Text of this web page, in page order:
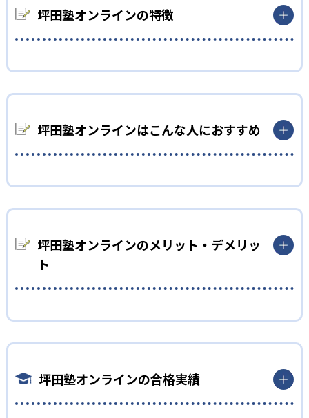
坪田塾オンラインの特徴
坪田塾は、自宅でインプットをし、塾では小テストを通してア
には、生徒の学力に合った教材を使用するため、自力でもでき
るようになっている。場合によっては高校生が小学生の教材を使
用することもある。自力で知識を得ることを続けることで、生
説明する。答えをすぐに教えてしまうと、勉強が捗るように見え
るが、講師がいないと何もできないようになりがち。家でも一
人で勉強できるよう、考え方を中心に指導し、効率的な勉強法
を身につけられる。
る。タイプに合わせて言葉選びや接し方を変えている。生徒一
人ひとりに合わせた指導を行うことで、講師と合わないという
問題になりづらい。
坪田塾オンラインはこんな人におすすめ
急用の場合でも、当日振替可能。曜日・時間を変更しても、担
当講師を変えずに継続して指導を受けられるため安心。
る。そして、進度に合わせてカリキュラムを作成してもらえる。
ペースで勉強できる。
高校生
自分のペースで受験勉強を進めたい人におすすめ
坪田塾は長期にわたって勉強を続けられるモチベーションを維
持する仕組みをつくっている。カリキュラムは一人ひとりに合
坪田塾オンラインのメリット・デメリッ
ト
一人ひとり異なる指導を行う。それぞれのタイプに最適なコミ
ュニケーションを取ってくれるので、モチベーションを維持でき
坪田塾オンラインの合格実績